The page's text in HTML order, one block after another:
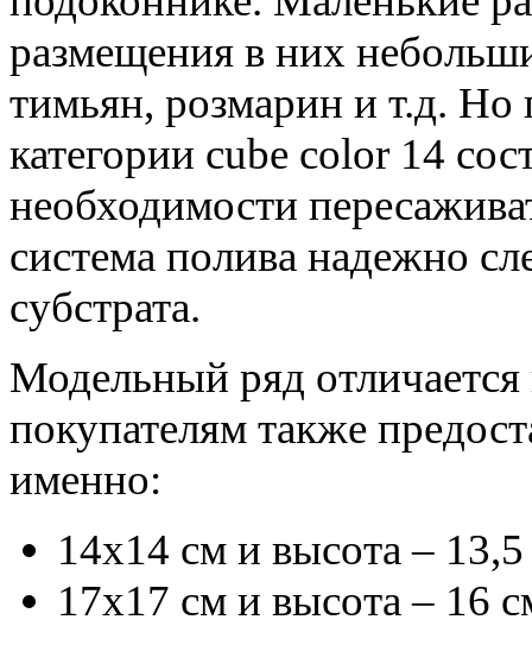
размещения в них
тимьян, розмарин и т.д. Но
категории cube color 14
необходимости
система полива надежно
субстрата.
Модельный ряд
покупателям также
именно:
14х14 см и высота –
17х17 см и высота – 16